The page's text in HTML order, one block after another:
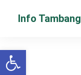
Info Tambang
Open toolbar